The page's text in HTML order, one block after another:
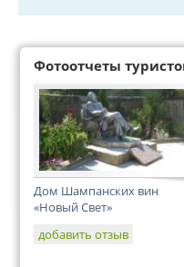
Фотоотчеты
Дом Шампанских вин
«Новый Свет»
добавить отзыв